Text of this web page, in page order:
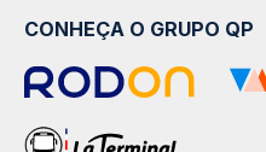
CONHEÇA O GRUPO QP